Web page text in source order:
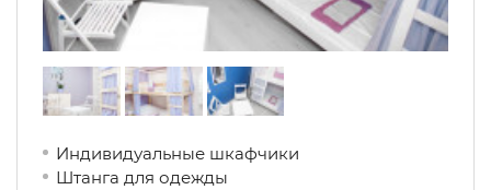
Индивидуальные шкафчики
Штанга для одежды